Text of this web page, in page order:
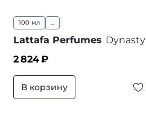
100 мл
Lattafa Perfumes Dynasty
2 824₽
В корзину